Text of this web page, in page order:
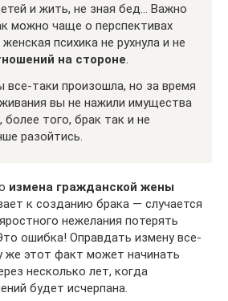
и жить, не зная бед… Важно
можно чаще о перспективах
психика не рухнула и не
на стороне.
все-таки произошла, но за время
вы не нажили имущества
более того, брак так и не
разойтись.
измена гражданской жены
к созданию брака — случается
нежелания потерять
ошибка! Оправдать измену все-
же этот факт может начинать
несколько лет, когда
будет исчерпана.